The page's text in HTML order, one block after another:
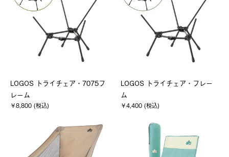
LOGOS トライチェア・7075フ
レーム
￥8,800 (税込)
LOGOS トライチェア・フレー
ム
￥4,400 (税込)